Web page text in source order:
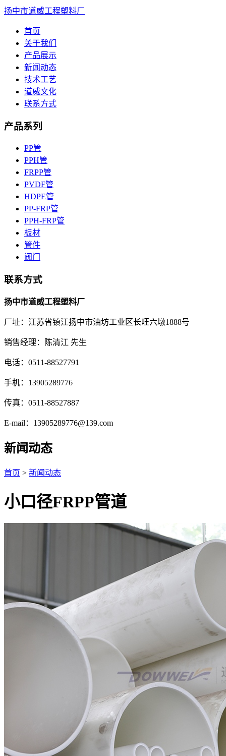
扬中市道威工程塑料厂
首页
关于我们
产品展示
新闻动态
技术工艺
道威文化
联系方式
产品系列
PP管
PPH管
FRPP管
PVDF管
HDPE管
PP-FRP管
PPH-FRP管
板材
管件
阀门
联系方式
扬中市道威工程塑料厂
厂址：江苏省镇江扬中市油坊工业区长旺六墩1888号
销售经理：陈清江 先生
电话：0511-88527791
手机：13905289776
传真：0511-88527887
E-mail：13905289776@139.com
新闻动态
首页 > 新闻动态
小口径FRPP管道